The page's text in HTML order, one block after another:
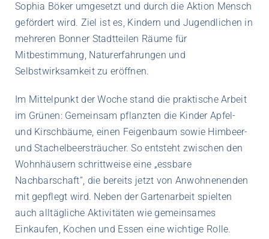
Sophia Böker umgesetzt und durch die Aktion Mensch
gefördert wird. Ziel ist es, Kindern und Jugendlichen in
mehreren Bonner Stadtteilen Räume für
Mitbestimmung, Naturerfahrungen und
Selbstwirksamkeit zu eröffnen.
Im Mittelpunkt der Woche stand die praktische Arbeit
im Grünen: Gemeinsam pflanzten die Kinder Apfel-
und Kirschbäume, einen Feigenbaum sowie Himbeer-
und Stachelbeersträucher. So entsteht zwischen den
Wohnhäusern schrittweise eine „essbare
Nachbarschaft“, die bereits jetzt von Anwohnenenden
mit gepflegt wird. Neben der Gartenarbeit spielten
auch alltägliche Aktivitäten wie gemeinsames
Einkaufen, Kochen und Essen eine wichtige Rolle.